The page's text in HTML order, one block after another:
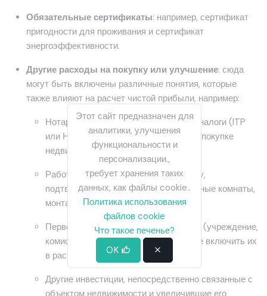
Обязательные сертификаты: например, сертификат
пригодности для проживания и сертификат
энергоэффективности.
Другие расходы на покупку или улучшение: сюда
могут быть включены различные понятия, которые
также влияют на расчет чистой прибыли, например:
Нотариальные сборы, регистрация и налоги (ITP
или НДС), которые вы заплатили при покупке
недвижимости.
Работы по ремонту и благоустройству,
подтвержденные счетами (кухня, ванные комнаты,
монтаж и т. д.).
Первоначальные расходы по ипотеке (учреждение,
комиссии или оценка), если вы хотите включить их
в расчет.
Другие инвестиции, непосредственно связанные с
объектом недвижимости и увеличившие его
Этот сайт предназначен для
аналитики, улучшения
функциональности и
персонализации.,
требует хранения таких
данных, как файлы cookie..
Политика использования
файлов cookie
Что такое печенье?
OK